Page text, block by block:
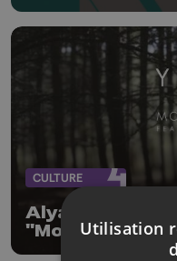
CULTURE
Alyah rejoint
"More and
Utilisation